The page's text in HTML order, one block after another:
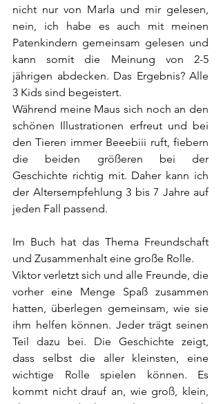
nicht nur von Marla und mir gelesen,
nein, ich habe es auch mit meinen
Patenkindern gemeinsam gelesen und
kann somit die Meinung von 2-5
jährigen abdecken. Das Ergebnis? Alle
3 Kids sind begeistert.
Während meine Maus sich noch an den
schönen Illustrationen erfreut und bei
den Tieren immer Beeebiii ruft, fiebern
die beiden größeren bei der
Geschichte richtig mit. Daher kann ich
der Altersempfehlung 3 bis 7 Jahre auf
jeden Fall passend.
Im Buch hat das Thema Freundschaft
und Zusammenhalt eine große Rolle.
Viktor verletzt sich und alle Freunde, die
vorher eine Menge Spaß zusammen
hatten, überlegen gemeinsam, wie sie
ihm helfen können. Jeder trägt seinen
Teil dazu bei. Die Geschichte zeigt,
dass selbst die aller kleinsten, eine
wichtige Rolle spielen können. Es
kommt nicht drauf an, wie groß, klein,